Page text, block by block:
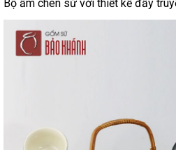
Bộ ấm chén sứ với thiết kế đầy